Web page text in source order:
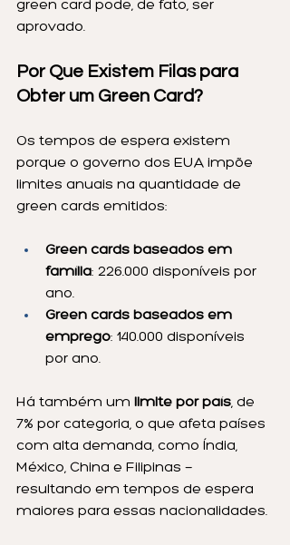
green card pode, de fato, ser
aprovado.
Por Que Existem Filas para
Obter um Green Card?
Os tempos de espera existem
porque o governo dos EUA impõe
limites anuais na quantidade de
green cards emitidos:
Green cards baseados em
família: 226.000 disponíveis por
ano.
Green cards baseados em
emprego: 140.000 disponíveis
por ano.
Há também um limite por país, de
7% por categoria, o que afeta países
com alta demanda, como Índia,
México, China e Filipinas —
resultando em tempos de espera
maiores para essas nacionalidades.